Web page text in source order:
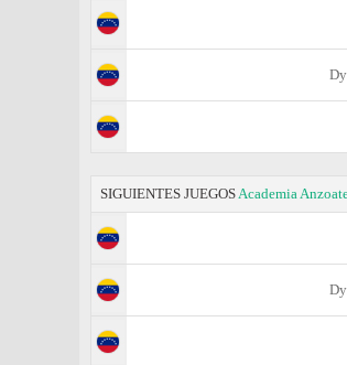
SIGUIENTES JUEGOSAcademia